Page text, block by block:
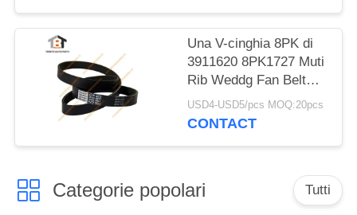
Una V-cinghia 8PK di
3911620 8PK1727 Muti
Rib Weddg Fan Belt
For Cummins Engine
USD4-USD5/pcs MOQ:20pcs
CONTACT
Categorie popolari Tutti